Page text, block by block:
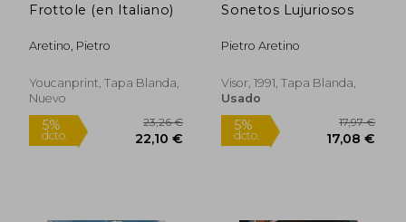
Frottole (en Italiano)
Aretino, Pietro
Youcanprint, Tapa Blanda,
Nuevo
Sonetos Lujuriosos
Pietro Aretino
Visor, 1991, Tapa Blanda,
Usado